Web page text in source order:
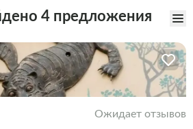
4 предложения
Ожидает отзывов